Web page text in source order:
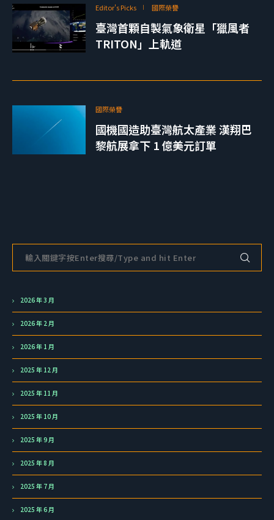
Editor's Picks 國際榮譽
臺灣首顆自製氣象衛星「獵風者
TRITON」上軌道
國際榮譽
國機國造助臺灣航太產業 漢翔巴
黎航展拿下 1 億美元訂單
2026 年 3 月
2026 年 2 月
2026 年 1 月
2025 年 12 月
2025 年 11 月
2025 年 10 月
2025 年 9 月
2025 年 8 月
2025 年 7 月
2025 年 6 月